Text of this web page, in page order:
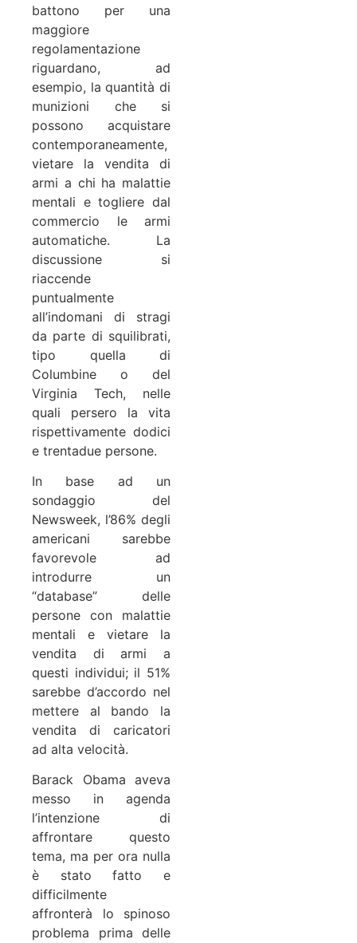
battono per una
maggiore
regolamentazione
riguardano, ad
esempio, la quantità di
munizioni che si
possono acquistare
contemporaneamente,
vietare la vendita di
armi a chi ha malattie
mentali e togliere dal
commercio le armi
automatiche. La
discussione si
riaccende
puntualmente
all’indomani di stragi
da parte di squilibrati,
tipo quella di
Columbine o del
Virginia Tech, nelle
quali persero la vita
rispettivamente dodici
e trentadue persone.
In base ad un
sondaggio del
Newsweek, l’86% degli
americani sarebbe
favorevole ad
introdurre un
“database” delle
persone con malattie
mentali e vietare la
vendita di armi a
questi individui; il 51%
sarebbe d’accordo nel
mettere al bando la
vendita di caricatori
ad alta velocità.
Barack Obama aveva
messo in agenda
l’intenzione di
affrontare questo
tema, ma per ora nulla
è stato fatto e
difficilmente
affronterà lo spinoso
problema prima delle